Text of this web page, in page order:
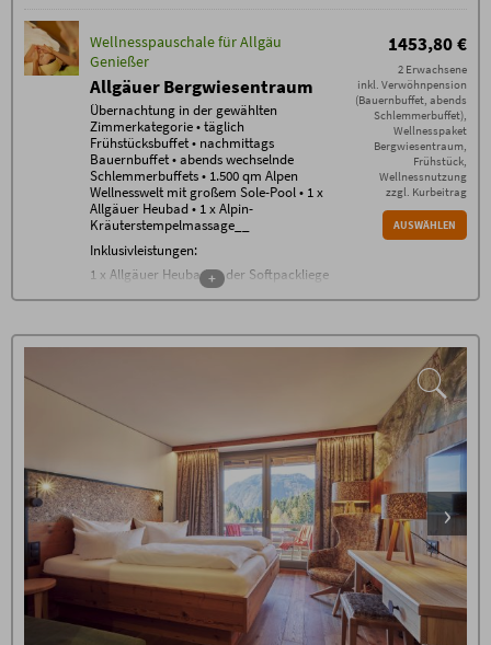
Check-out bis 11.00 Uhr
Garagenstellplatz 15 Euro,
Außenstellplatz 5 € pro PKW/Nacht
Zusätzliche Bedingungen
Keine Anzahlung – ab Buchung 70%
Stornogebühren außer bei Weitervermietung. Eine
Stornierung muss schriftlich per E-Mail erfolgen
(ausschließlich an info@hotel-oberstdorf.de).
Wir empfehlen den Abschluss einer
Reiserücktrittskostenversicherung.
Wellnesspauschale für Allgäu
Genießer
Allgäuer Bergwiesentraum
Übernachtung in der gewählten
Zimmerkategorie • täglich
Frühstücksbuffet • nachmittags
Bauernbuffet • abends wechselnde
Schlemmerbuffets • 1.500 qm Alpen
Wellnesswelt mit großem Sole-Pool • 1 x
Allgäuer Heubad • 1 x Alpin-
Kräuterstempelmassage__
Inklusivleistungen:
1 x Allgäuer Heubad in der Softpackliege
min)
abends wechselnde Themenbuffets
gratis WLAN im gesamten Haus
Nutzung der 1500 m² Alpen
Wellnesswelt* mit beheiztem Außen-
Sole-Pool, großem Natur-Badesee,
Allgäuer Sauna Alpe, Steinbad,
Allgäuer Flachsbad, Backstüble,
Mühlraddusche, Wellness-
Wohnzimmer, Raum der Stille,
Panorama-Ruheraum, Ruhe-Tenne
mit Wasserbetten sowie der grünen
+
1453,80 €
2 Erwachsene
inkl. Verwöhnpension
(Bauernbuffet, abends
Schlemmerbuffet),
Wellnesspaket
Bergwiesentraum,
Frühstück,
Wellnessnutzung
zzgl. Kurbeitrag
AUSWÄHLEN